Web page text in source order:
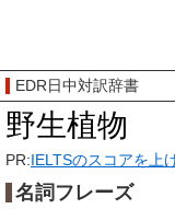
EDR日中対訳辞書
野生植物
PR:IELTSのスコアを上
名詞フレーズ